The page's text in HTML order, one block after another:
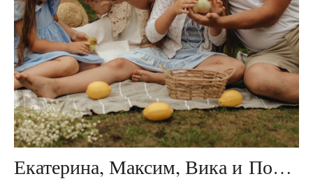
Екатерина, Максим, Вика и Полина